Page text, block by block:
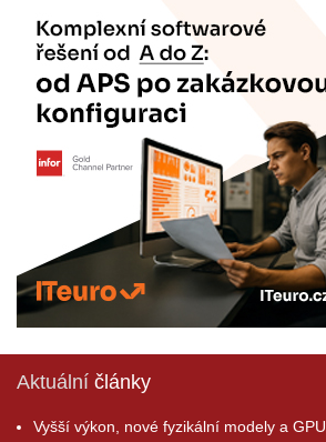
Aktuální články
Vyšší výkon, nové fyzikální modely a GPU